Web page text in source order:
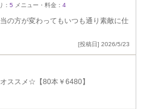
： 5 メニュー・料金： 4
の方が変わってもいつも通り素敵に仕
[投稿日] 2026/5/23
ススメ☆【80本￥6480】